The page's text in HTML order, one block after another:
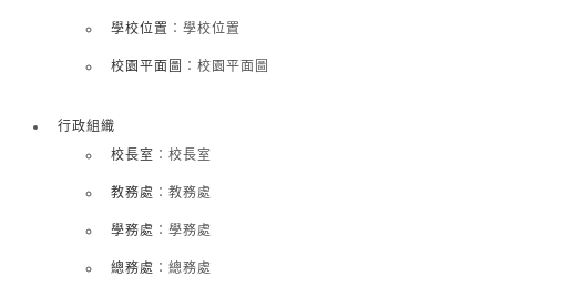
學校位置 ：學校位置
校園平面圖 ：校園平面圖
行政組織
校長室 ：校長室
教務處 ：教務處
學務處 ：學務處
總務處 ：總務處